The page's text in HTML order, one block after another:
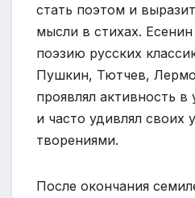
стать поэтом и
мысли в стихах. Есенин
поэзию русских
Пушкин, Тютчев,
проявлял активность в
и часто удивлял своих
творениями.
После окончания